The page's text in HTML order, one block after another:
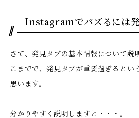
Instagramでバズるには
さて、発見タブの基本情報について説
こまでで、発見タブが重要過ぎるとい
思います。
分かりやすく説明しますと・・・。